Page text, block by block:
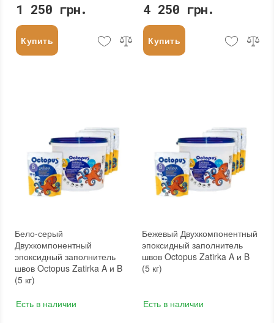
1 250 грн.
Купить
4 250 грн.
Купить
Бело-серый
Двухкомпонентный
эпоксидный заполнитель
швов Octopus Zatirka A и B
(5 кг)
Есть в наличии
Бежевый Двухкомпонентный
эпоксидный заполнитель
швов Octopus Zatirka A и B
(5 кг)
Есть в наличии